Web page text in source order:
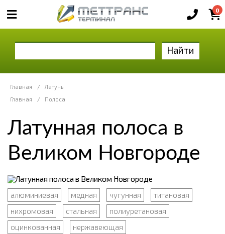
0
Найти
Главная /
Латунь
Главная
/ Полоса
Латунная полоса в
Великом Новгороде
алюминиевая медная чугунная
титановая
нихромовая
стальная
полиуретановая
оцинкованная
нержавеющая